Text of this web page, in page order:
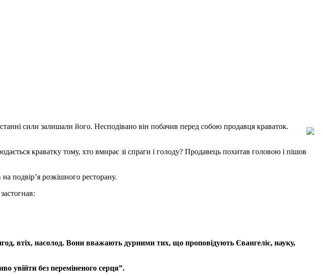
сили залишали його. Несподівано він побачив перед собою продавця краваток.
краватку тому, хто вмирає зі спраги і голоду? Продавець похитав головою і пішов
подвір’я розкішного ресторану.
втіх, насолод. Вони вважають дурними тих, що проповідують Євангеліє, науку,
увійти без переміненого серця”.